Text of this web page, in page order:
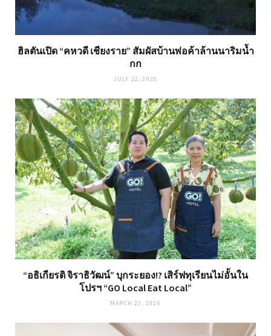
ฮิลตันเปิด “คหวดี เชียงราย” สัมผัสบ้านพ่อค้าล้านนาริมน้ำ
กก
JULY 22, 2026
“อธิเกียรติ จิราธิวัฒน์” บุกระยอง!? เสิร์ฟทุเรียนไม่อั้นใน
โปรฯ “GO Local Eat Local”
MARCH 23, 2026